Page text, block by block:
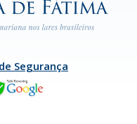
Segurança